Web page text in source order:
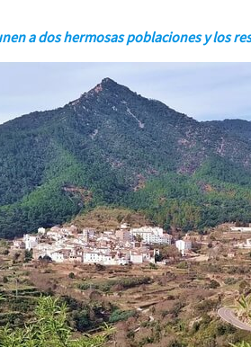
a dos hermosas poblaciones y los